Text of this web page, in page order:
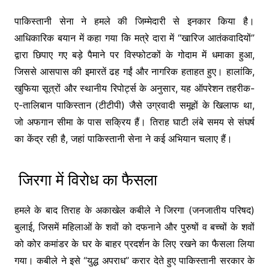
पाकिस्तानी सेना ने हमले की जिम्मेदारी से इनकार किया है।
आधिकारिक बयान में कहा गया कि मत्रे दारा में “खारिज आतंकवादियों”
द्वारा छिपाए गए बड़े पैमाने पर विस्फोटकों के गोदाम में धमाका हुआ,
जिससे आसपास की इमारतें ढह गईं और नागरिक हताहत हुए। हालांकि,
खुफिया सूत्रों और स्थानीय रिपोर्ट्स के अनुसार, यह ऑपरेशन तहरीक-
ए-तालिबान पाकिस्तान (टीटीपी) जैसे उग्रवादी समूहों के खिलाफ था,
जो अफगान सीमा के पास सक्रिय हैं। तिराह घाटी लंबे समय से संघर्ष
का केंद्र रही है, जहां पाकिस्तानी सेना ने कई अभियान चलाए हैं।
जिरगा में विरोध का फैसला
हमले के बाद तिराह के अकाखेल कबीले ने जिरगा (जनजातीय परिषद)
बुलाई, जिसमें महिलाओं के शवों को दफनाने और पुरुषों व बच्चों के शवों
को कोर कमांडर के घर के बाहर प्रदर्शन के लिए रखने का फैसला लिया
गया। कबीले ने इसे “युद्ध अपराध” करार देते हुए पाकिस्तानी सरकार के